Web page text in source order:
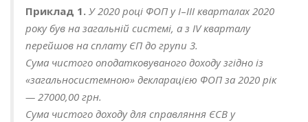
Приклад 1. У 2020 році ФОП у I–III кварталах 2020
року був на загальній системі, а з IV кварталу
перейшов на сплату ЄП до групи 3.
Сума чистого оподатковуваного доходу згідно із
«загальносистемною» декларацією ФОП за 2020 рік
— 27000,00 грн.
Сума чистого доходу для справляння ЄСВ у